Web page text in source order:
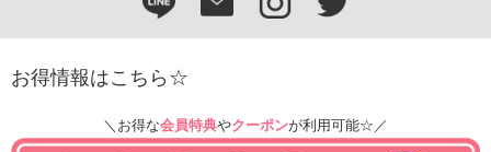
お得情報はこちら☆
＼お得な会員特典やクーポンが利用可能☆／